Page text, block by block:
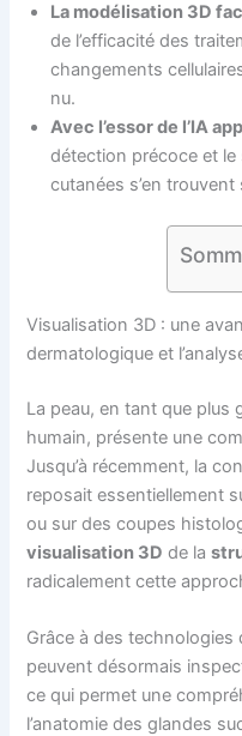
La modélisation 3D
de l’efficacité des
changements
nu.
Avec l’essor de l’IA
détection précoce et
cutanées s’en
Visualisation 3D : une
dermatologique et
La peau, en tant que plus
humain, présente une
Jusqu’à récemment, la
reposait essentiellement
ou sur des coupes
visualisation 3D de la
radicalement cette
Grâce à des
peuvent désormais
ce qui permet une
l’anatomie des glandes